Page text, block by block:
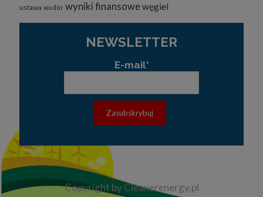
ustawa wodór wyniki finansowewęgiel
NEWSLETTER
E-mail*
Copyright by Cleanerenergy.pl